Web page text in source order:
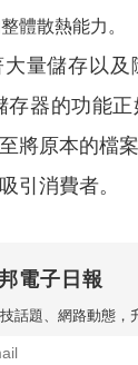
體散熱能力。
量儲存以
存器的功能
將原本的檔
引消費者。
電子日報
話題、網路動態，